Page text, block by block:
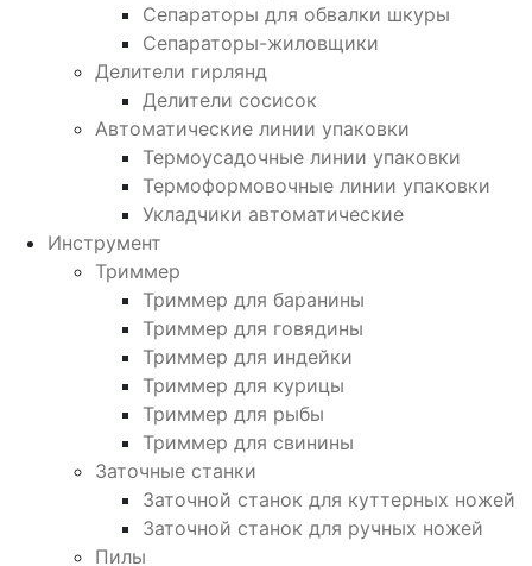
Сепараторы для обвалки шкуры
Сепараторы-жиловщики
Делители гирлянд
Делители сосисок
Автоматические линии упаковки
Термоусадочные линии упаковки
Термоформовочные линии упаковки
Укладчики автоматические
Инструмент
Триммер
Триммер для баранины
Триммер для говядины
Триммер для индейки
Триммер для курицы
Триммер для рыбы
Триммер для свинины
Заточные станки
Заточной станок для куттерных ножей
Заточной станок для ручных ножей
Пилы